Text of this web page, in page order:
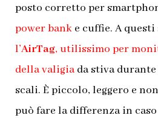
posto corretto per
power bank e cuffie. A questi
l’AirTag, utilissimo per
della valigiada stiva
scali. È piccolo, leggero e
può fare la differenza in